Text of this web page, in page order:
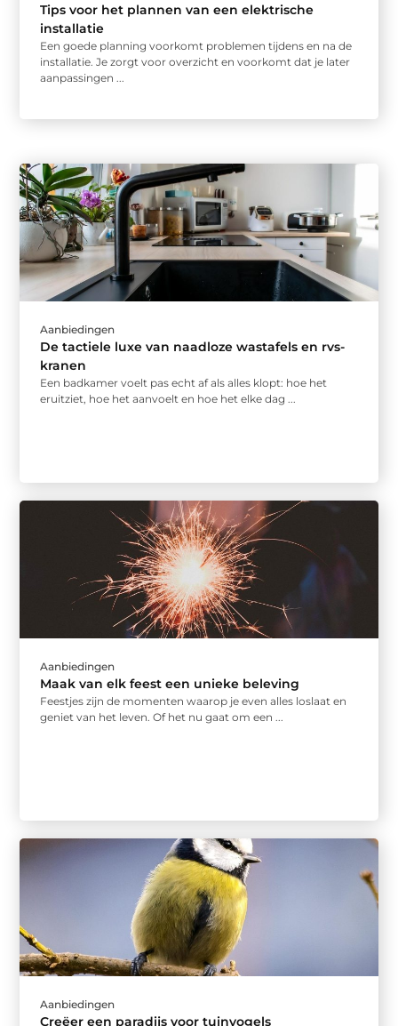
Tips voor het plannen van een elektrische
installatie
Een goede planning voorkomt problemen tijdens en na de
installatie. Je zorgt voor overzicht en voorkomt dat je later
aanpassingen ...
Aanbiedingen
De tactiele luxe van naadloze wastafels en rvs-
kranen
Een badkamer voelt pas echt af als alles klopt: hoe het
eruitziet, hoe het aanvoelt en hoe het elke dag ...
Aanbiedingen
Maak van elk feest een unieke beleving
Feestjes zijn de momenten waarop je even alles loslaat en
geniet van het leven. Of het nu gaat om een ...
Aanbiedingen
Creëer een paradijs voor tuinvogels